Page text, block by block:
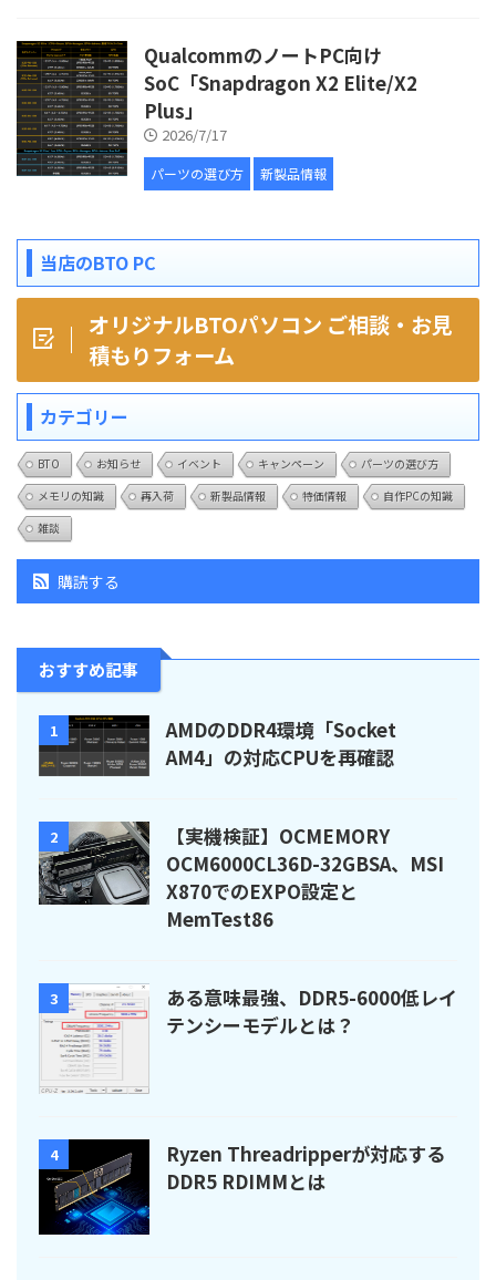
QualcommのノートPC向け
SoC「Snapdragon X2 Elite/X2
Plus」
2026/7/17
パーツの選び方 新製品情報
当店のBTO PC
オリジナルBTOパソコン ご相談・お見
積もりフォーム
カテゴリー
BTO お知らせ イベント キャンペーン
パーツの選び方
メモリの知識
再入荷 新製品情報 特価情報
自作PCの知識
雑談
購読する
おすすめ記事
1
AMDのDDR4環境「Socket
AM4」の対応CPUを再確認
2
【実機検証】OCMEMORY
OCM6000CL36D-32GBSA、MSI
X870でのEXPO設定と
MemTest86
3
ある意味最強、DDR5-6000低レイ
テンシーモデルとは？
4
Ryzen Threadripperが対応する
DDR5 RDIMMとは